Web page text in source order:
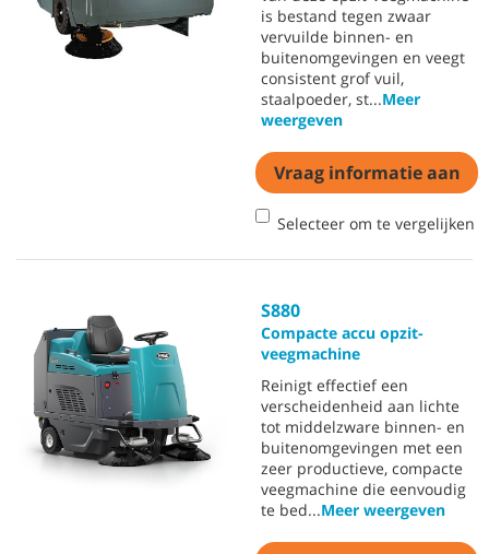
is bestand tegen zwaar
vervuilde binnen- en
buitenomgevingen en veegt
consistent grof vuil,
staalpoeder, st...Meer
weergeven
Vraag informatie aan
Selecteer om te vergelijken
S880
Compacte accu opzit-
veegmachine
Reinigt effectief een
verscheidenheid aan lichte
tot middelzware binnen- en
buitenomgevingen met een
zeer productieve, compacte
veegmachine die eenvoudig
te bed...Meer weergeven